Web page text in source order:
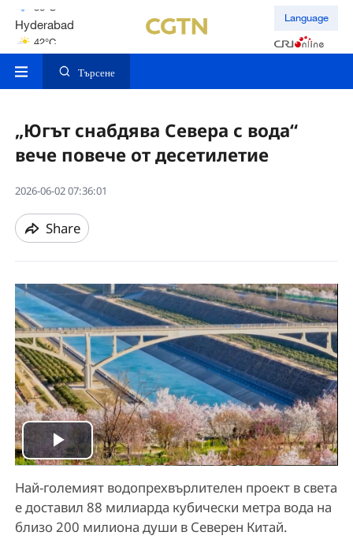
Hyderabad
42°C
Mumbai
Language
Търсене
„Югът снабдява Севера с вода“
вече повече от десетилетие
2026-06-02 07:36:01
Share
P
l
a
Най-големият водопрехвърлителен проект в света
е доставил 88 милиарда кубически метра вода на
близо 200 милиона души в Северен Китай.